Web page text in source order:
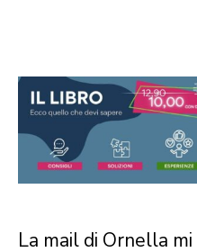
La mail di Ornella